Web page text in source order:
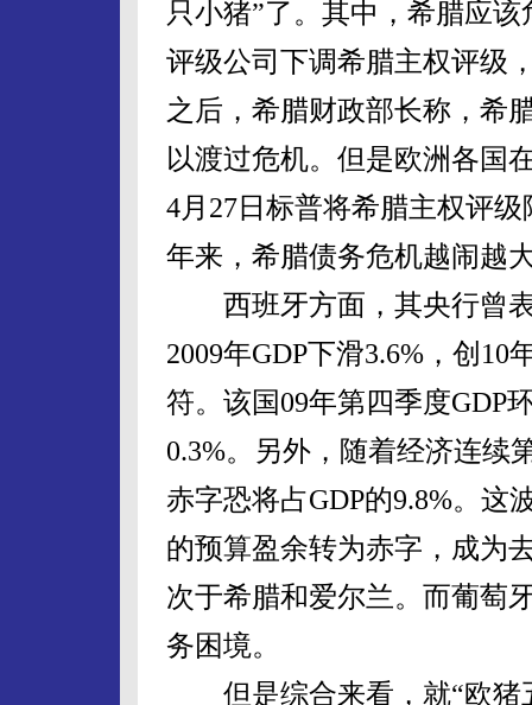
只小猪”了。其中，希腊应
评级公司下调希腊主权评级
之后，希腊财政部长称，希
以渡过危机。但是欧洲各国
4月27日标普将希腊主权评
年来，希腊债务危机越闹越
西班牙方面，其央行曾表
2009年GDP下滑3.6%，创
符。该国09年第四季度GDP
0.3%。另外，随着经济连续
赤字恐将占GDP的9.8%。这
的预算盈余转为赤字，成为
次于希腊和爱尔兰。而葡萄
务困境。
但是综合来看，就“欧猪